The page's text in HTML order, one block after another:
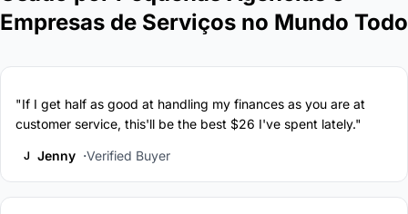
Empresas de Serviços no Mundo Todo
"If I get half as good at handling my finances as you are at
customer service, this'll be the best $26 I've spent lately."
J Jenny Verified Buyer